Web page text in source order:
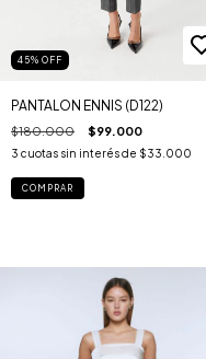
45% OFF
PANTALON ENNIS (D122)
$180.000 $99.000
3 cuotas sin interés de $33.000
COMPRAR